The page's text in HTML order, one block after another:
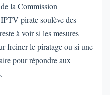
la Commission
pirate soulève des
à voir si les mesures
freiner le piratage ou si une
pour répondre aux